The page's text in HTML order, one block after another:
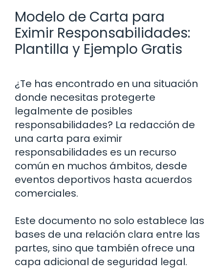
Modelo de Carta para
Eximir Responsabilidades:
Plantilla y Ejemplo Gratis
¿Te has encontrado en una situación
donde necesitas protegerte
legalmente de posibles
responsabilidades? La redacción de
una carta para eximir
responsabilidades es un recurso
común en muchos ámbitos, desde
eventos deportivos hasta acuerdos
comerciales.
Este documento no solo establece las
bases de una relación clara entre las
partes, sino que también ofrece una
capa adicional de seguridad legal.